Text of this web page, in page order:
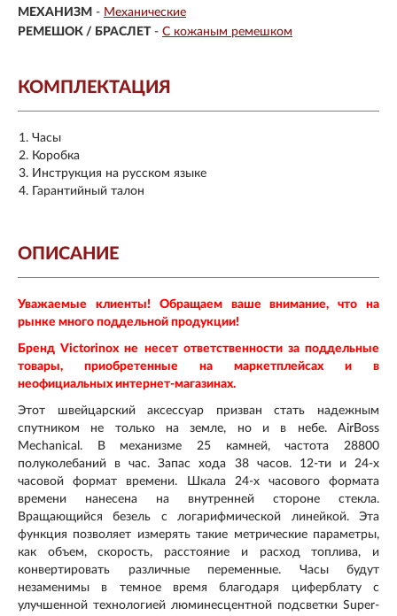
МЕХАНИЗМ - Механические
РЕМЕШОК / БРАСЛЕТ - С кожаным ремешком
КОМПЛЕКТАЦИЯ
Часы
Коробка
Инструкция на русском языке
Гарантийный талон
ОПИСАНИЕ
Уважаемые клиенты! Обращаем ваше внимание, что на
рынке много поддельной продукции!
Бренд Victorinox не несет ответственности за поддельные
товары, приобретенные на маркетплейсах и в
неофициальных интернет-магазинах.
Этот швейцарский аксессуар призван стать надежным
спутником не только на земле, но и в небе. AirBoss
Mechanical. В механизме 25 камней, частота 28800
полуколебаний в час. Запас хода 38 часов. 12-ти и 24-х
часовой формат времени. Шкала 24-х часового формата
времени нанесена на внутренней стороне стекла.
Вращающийся безель с логарифмической линейкой. Эта
функция позволяет измерять такие метрические параметры,
как объем, скорость, расстояние и расход топлива, и
конвертировать различные переменные. Часы будут
незаменимы в темное время благодаря циферблату с
улучшенной технологией люминесцентной подсветки Super-